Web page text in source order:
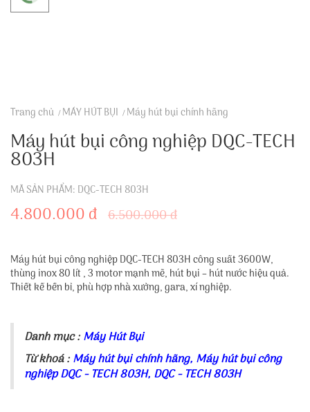
Trang chủ MÁY HÚT BỤI Máy hút bụi chính hãng
Máy hút bụi công nghiệp DQC-TECH
803H
MÃ SẢN PHẨM: DQC-TECH 803H
4.800.000 đ 6.500.000 đ
Máy hút bụi công nghiệp DQC-TECH 803H công suất 3600W,
thùng inox 80 lít , 3 motor mạnh mẽ, hút bụi – hút nước hiệu quả.
Thiết kế bền bỉ, phù hợp nhà xưởng, gara, xí nghiệp.
Danh mục :Máy Hút Bụi
Từ khoá :Máy hút bụi chính hãng, Máy hút bụi công
nghiệp DQC - TECH 803H, DQC - TECH 803H